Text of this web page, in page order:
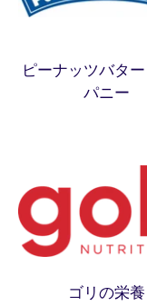
ピーナッツバタ
パニー
ゴリの栄養